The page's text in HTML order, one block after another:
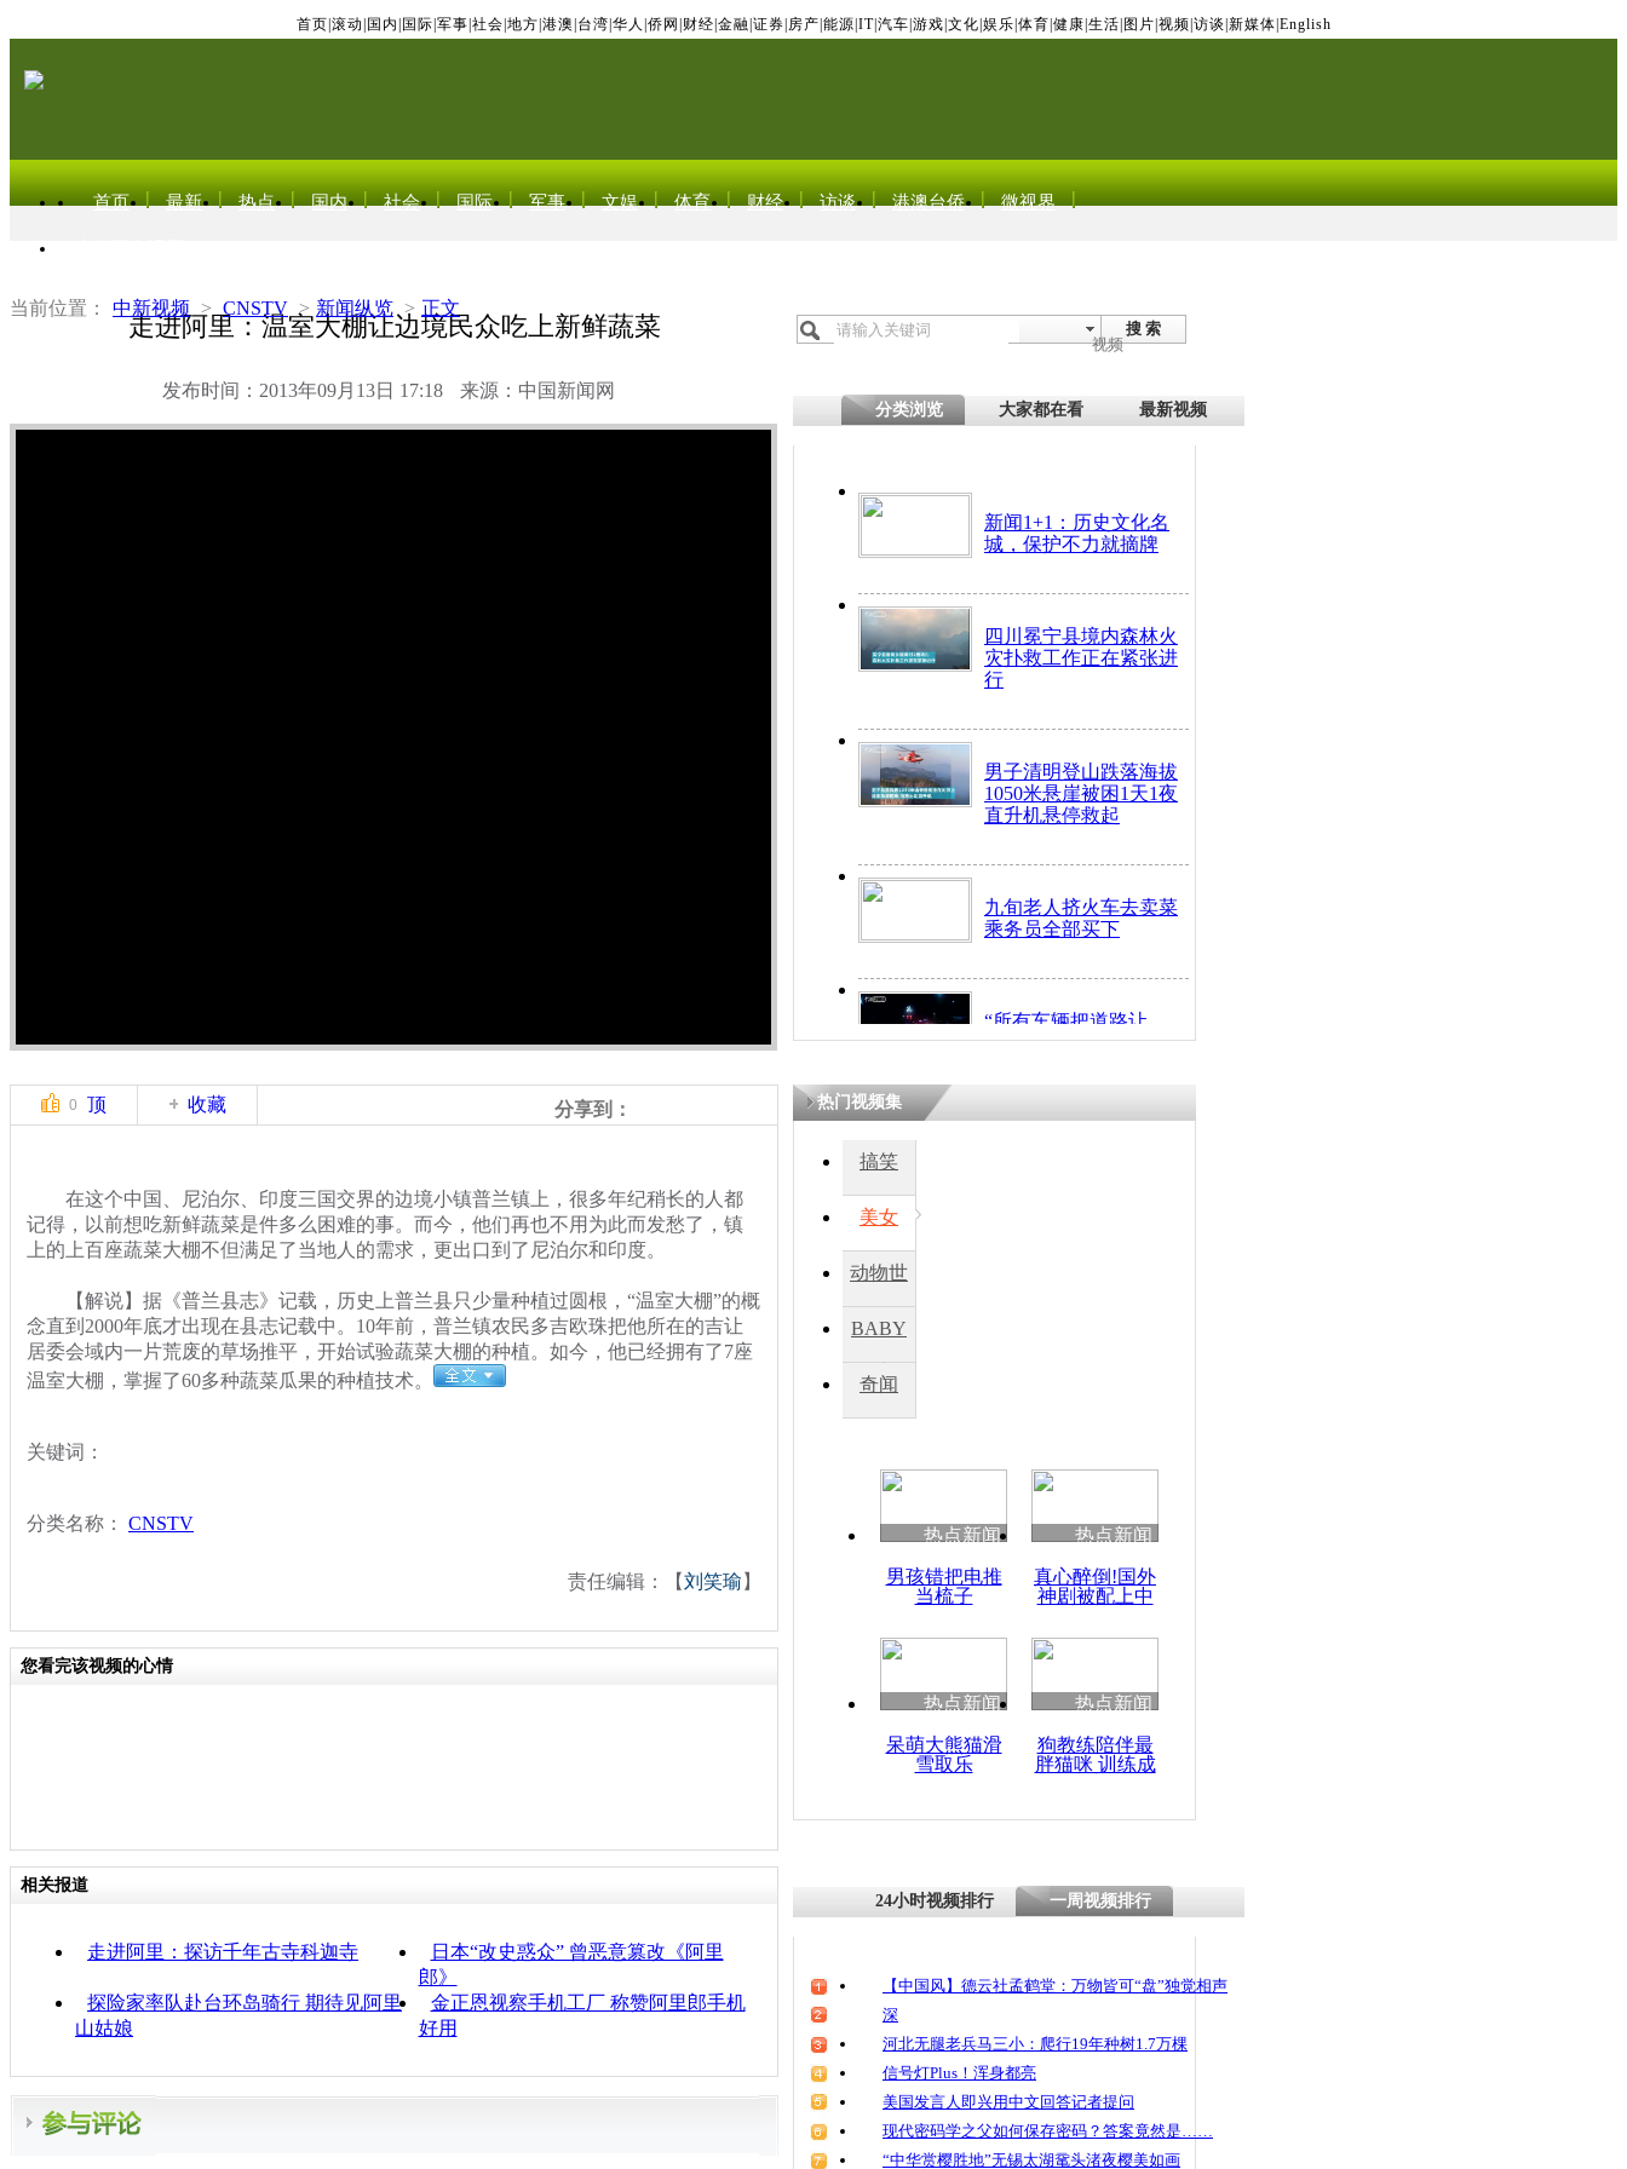
首页 滚动 国内 国际 军事 社会 地方 港澳 台湾 华人 侨网 财经 金融 证券 房产 能源 IT| 汽车 游戏 文化 娱乐 体育 健康 生活 图片 视频 访谈 新媒体 English
首页 最新 热点 国内 社会 国际 军事 文娱 体育 财经 访谈 港澳台侨 微视界
当前位置： 中新视频 > CNSTV > 新闻纵览 > 正文
走进阿里：温室大棚让边境民众吃上新鲜蔬菜
发布时间：2013年09月13日 17:18 来源：中国新闻网
搜 索
视频
分类浏览 大家都在看 最新视频
新闻1+1：历史文化名
城，保护不力就摘牌
四川冕宁县境内森林火
灾扑救工作正在紧张进
行
男子清明登山跌落海拔
1050米悬崖被困1天1夜
直升机悬停救起
九旬老人挤火车去卖菜
乘务员全部买下
“所有车辆把道路让
开！”儿童突发疾病交
四川兴文苗乡上万人欢
度苗族花山节
清明祭英烈 哀思悼忠
走进阿里：温室大棚让
0 顶 收藏 分享到：
在这个中国、尼泊尔、印度三国交界的边境小镇普兰镇上，很多年纪稍长的人都
记得，以前想吃新鲜蔬菜是件多么困难的事。而今，他们再也不用为此而发愁了，镇
上的上百座蔬菜大棚不但满足了当地人的需求，更出口到了尼泊尔和印度。
【解说】据《普兰县志》记载，历史上普兰县只少量种植过圆根，“温室大棚”的概
念直到2000年底才出现在县志记载中。10年前，普兰镇农民多吉欧珠把他所在的吉让
居委会域内一片荒废的草场推平，开始试验蔬菜大棚的种植。如今，他已经拥有了7座
温室大棚，掌握了60多种蔬菜瓜果的种植技术。
关键词：
分类名称： CNSTV
责任编辑：【刘笑瑜 】
您看完该视频的心情
相关报道
走进阿里：探访千年古寺科迦寺
日本“改史惑众” 曾恶意篡改《阿里
郎》
探险家率队赴台环岛骑行 期待见阿里
山姑娘
金正恩视察手机工厂 称赞阿里郎手机
好用
热门视频集
搞笑
美女
动物世
BABY
秀
奇闻
热点新闻
男孩错把电推
当梳子
热点新闻
真心醉倒!国外
神剧被配上中
热点新闻
呆萌大熊猫滑
雪取乐
热点新闻
狗教练陪伴最
胖猫咪 训练成
24小时视频排行 一周视频排行
【中国风】德云社孟鹤堂：万物皆可“盘”独觉相声
深
河北无腿老兵马三小：爬行19年种树1.7万棵
信号灯Plus！浑身都亮
美国发言人即兴用中文回答记者提问
现代密码学之父如何保存密码？答案竟然是……
“中华赏樱胜地”无锡太湖鼋头渚夜樱美如画